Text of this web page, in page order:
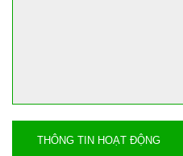
THÔNG TIN HOẠT ĐỘNG